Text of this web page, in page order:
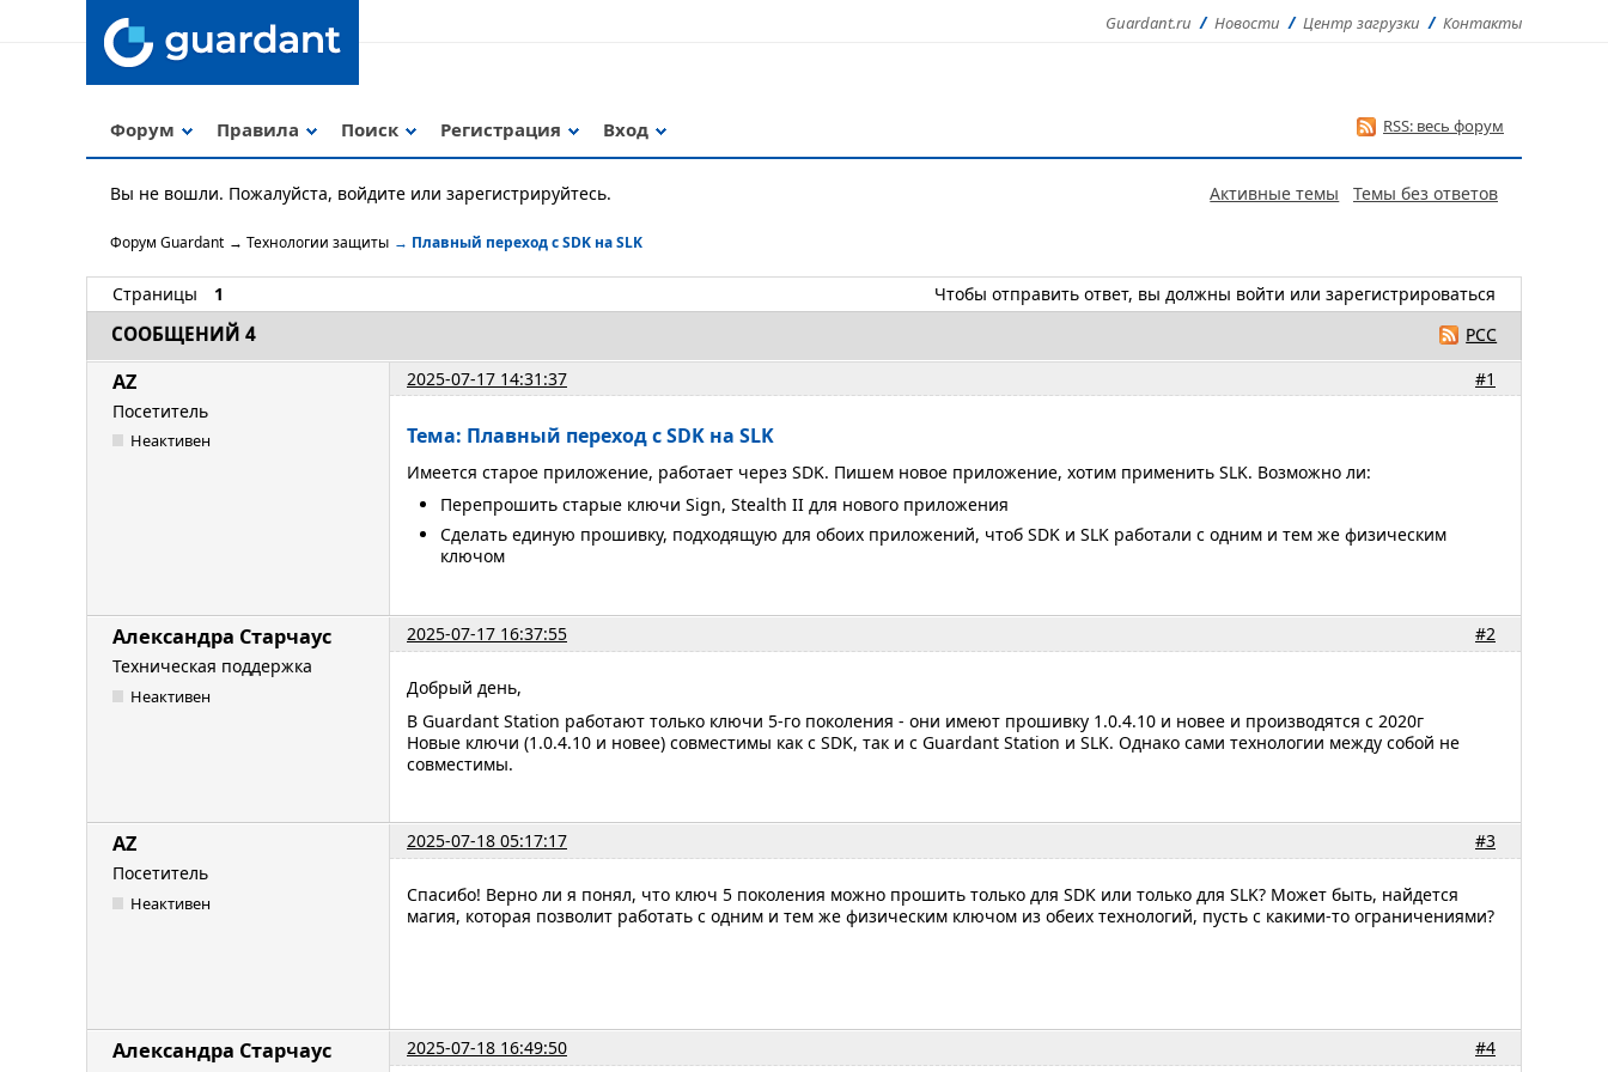
Guardant.ru Новости Центр загрузки Контакты
Форум Правила Поиск Регистрация Вход RSS: весь форум
Активные темы Темы без ответов
Вы не вошли. Пожалуйста, войдите или зарегистрируйтесь.
Форум Guardant → Технологии защиты → Плавный переход с SDK на SLK
Страницы 1 Чтобы отправить ответ, вы должны войти или зарегистрироваться
РСС
СООБЩЕНИЙ 4
#1
AZ
2025-07-17 14:31:37
Посетитель
Неактивен Тема: Плавный переход с SDK на SLK
Имеется старое приложение, работает через SDK. Пишем новое приложение, хотим применить SLK. Возможно ли:
Перепрошить старые ключи Sign, Stealth II для нового приложения
Сделать единую прошивку, подходящую для обоих приложений, чтоб SDK и SLK работали с одним и тем же физическим
ключом
#2
Александра Старчаус
2025-07-17 16:37:55
Техническая поддержка
Неактивен
Добрый день,
В Guardant Station работают только ключи 5-го поколения - они имеют прошивку 1.0.4.10 и новее и производятся с 2020г
Новые ключи (1.0.4.10 и новее) совместимы как с SDK, так и с Guardant Station и SLK. Однако сами технологии между собой не
совместимы.
#3
AZ
2025-07-18 05:17:17
Посетитель
Неактивен
Спасибо! Верно ли я понял, что ключ 5 поколения можно прошить только для SDK или только для SLK? Может быть, найдется
магия, которая позволит работать с одним и тем же физическим ключом из обеих технологий, пусть с какими-то ограничениями?
#4
Александра Старчаус
2025-07-18 16:49:50